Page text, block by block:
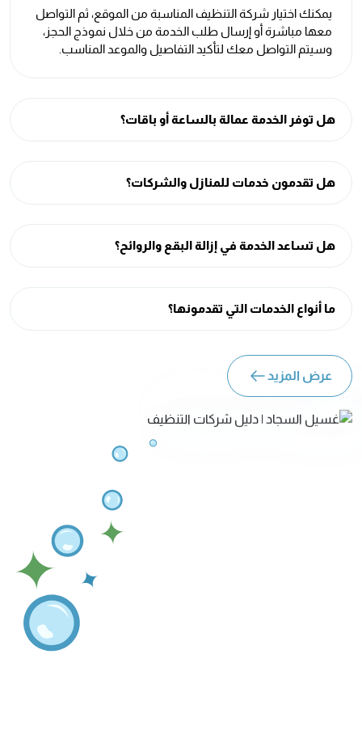
يمكنك اختيار شركة التنظيف المناسبة من الموقع، ثم التواصل
معها مباشرة أو إرسال طلب الخدمة من خلال نموذج الحجز،
وسيتم التواصل معك لتأكيد التفاصيل والموعد المناسب.
هل توفر الخدمة عمالة بالساعة أو باقات؟
هل تقدمون خدمات للمنازل والشركات؟
هل تساعد الخدمة في إزالة البقع والروائح؟
ما أنواع الخدمات التي تقدمونها؟
عرض المزيد